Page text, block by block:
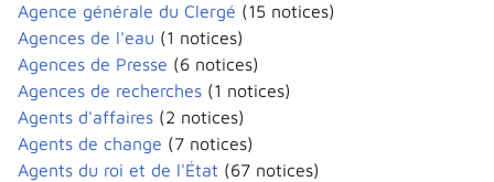
Agence générale du Clergé (15 notices)
Agences de l'eau (1 notices)
Agences de Presse (6 notices)
Agences de recherches (1 notices)
Agents d'affaires (2 notices)
Agents de change (7 notices)
Agents du roi et de l'État (67 notices)